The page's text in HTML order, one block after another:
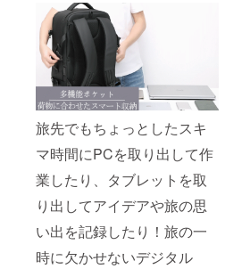
旅先でもちょっとしたスキ
マ時間にPCを取り出して作
業したり、タブレットを取
り出してアイデアや旅の思
い出を記録したり！旅の一
時に欠かせないデジタル